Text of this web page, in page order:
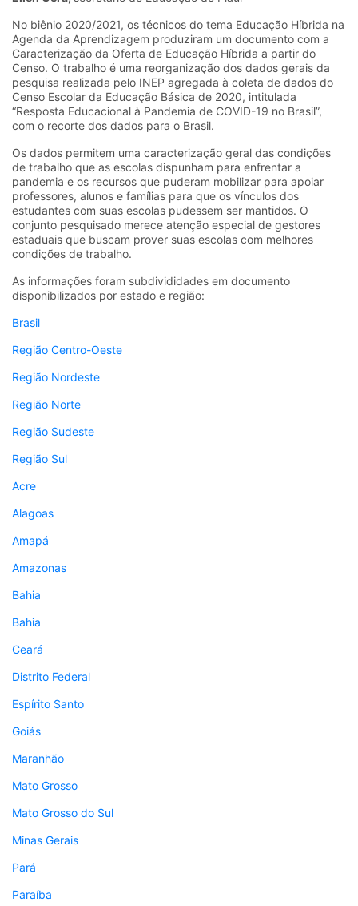
No biênio 2020/2021, os técnicos do tema Educação Híbrida na
Agenda da Aprendizagem produziram um documento com a
Caracterização da Oferta de Educação Híbrida a partir do
Censo. O trabalho é uma reorganização dos dados gerais da
pesquisa realizada pelo INEP agregada à coleta de dados do
Censo Escolar da Educação Básica de 2020, intitulada
“Resposta Educacional à Pandemia de COVID-19 no Brasil”,
com o recorte dos dados para o Brasil.
Os dados permitem uma caracterização geral das condições
de trabalho que as escolas dispunham para enfrentar a
pandemia e os recursos que puderam mobilizar para apoiar
professores, alunos e famílias para que os vínculos dos
estudantes com suas escolas pudessem ser mantidos. O
conjunto pesquisado merece atenção especial de gestores
estaduais que buscam prover suas escolas com melhores
condições de trabalho.
As informações foram subdivididades em documento
disponibilizados por estado e região:
Brasil
Região Centro-Oeste
Região Nordeste
Região Norte
Região Sudeste
Região Sul
Acre
Alagoas
Amapá
Amazonas
Bahia
Bahia
Ceará
Distrito Federal
Espírito Santo
Goiás
Maranhão
Mato Grosso
Mato Grosso do Sul
Minas Gerais
Pará
Paraíba